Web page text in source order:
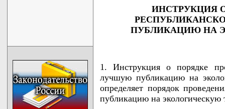
ИНСТРУКЦИЯ
ПУБЛИКАЦИЮ НА
1. Инструкция о порядке
лучшую публикацию на
определяет порядок
публикацию на экологическую